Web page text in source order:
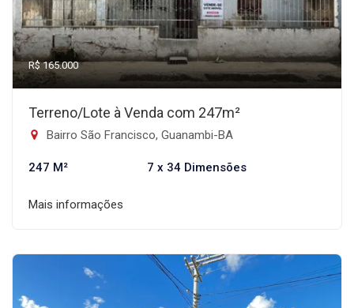
R$ 165.000
Terreno/Lote à Venda com 247m²
Bairro São Francisco, Guanambi-BA
247 M² 7 x 34 Dimensões
Mais informações